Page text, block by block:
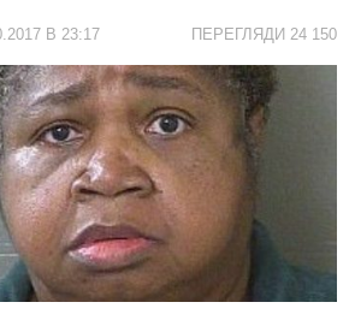
ПЕРЕГЛЯДИ 24 150
В 23:17